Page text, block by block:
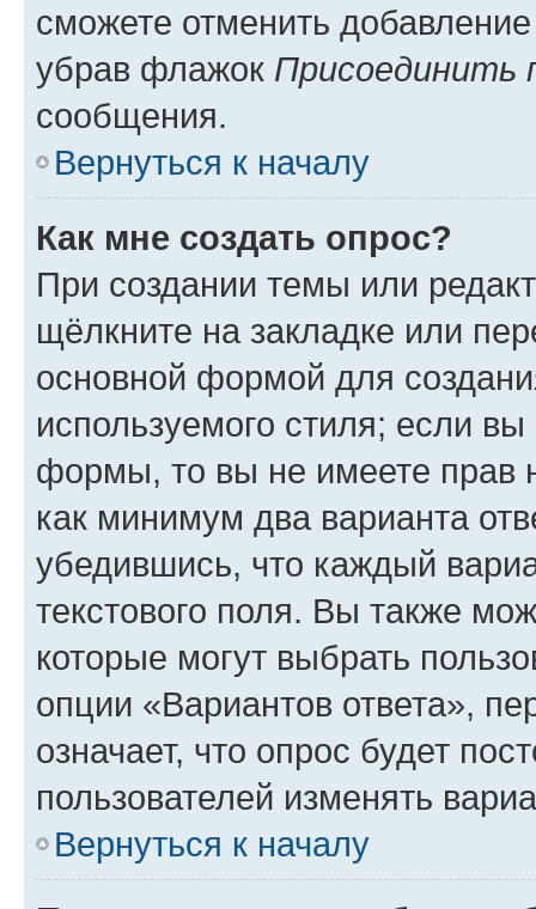
сможете отменить
убрав флажок Присоединить
сообщения.
Вернуться к началу
Как мне создать опрос?
При создании темы или
щёлкните на закладке или
основной формой для
используемого стиля; если
формы, то вы не имеете прав
как минимум два варианта
убедившись, что каждый
текстового поля. Вы также
которые могут выбрать
опции «Вариантов ответа»,
означает, что опрос будет
пользователей изменять
Вернуться к началу